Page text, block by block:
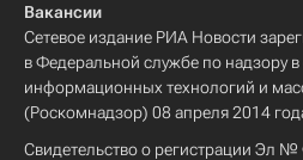
Вакансии
Сетевое издание РИА Новости
в Федеральной службе по надзору в
информационных технологий и
(Роскомнадзор) 08 апреля 2014
Свидетельство о регистрации Эл